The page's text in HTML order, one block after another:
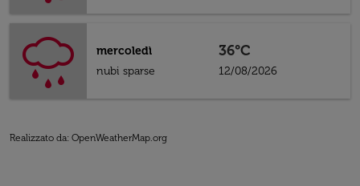
mercoledì
nubi sparse
36°C
12/08/2026
Realizzato da: OpenWeatherMap.org